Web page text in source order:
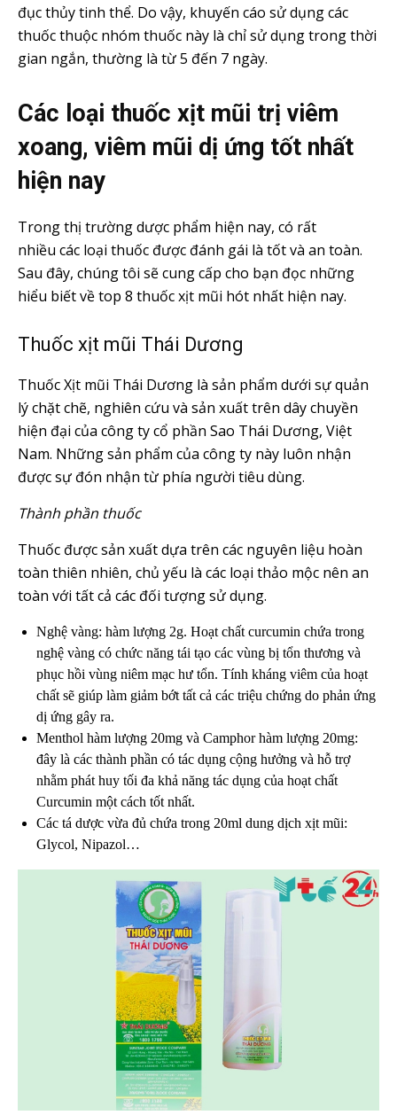
đục thủy tinh thể. Do vậy, khuyến cáo sử dụng các
thuốc thuộc nhóm thuốc này là chỉ sử dụng trong thời
gian ngắn, thường là từ 5 đến 7 ngày.
Các loại thuốc xịt mũi trị viêm
xoang, viêm mũi dị ứng tốt nhất
hiện nay
Trong thị trường dược phẩm hiện nay, có rất
nhiều các loại thuốc được đánh gái là tốt và an toàn.
Sau đây, chúng tôi sẽ cung cấp cho bạn đọc những
hiểu biết về top 8 thuốc xịt mũi hót nhất hiện nay.
Thuốc xịt mũi Thái Dương
Thuốc Xịt mũi Thái Dương là sản phẩm dưới sự quản
lý chặt chẽ, nghiên cứu và sản xuất trên dây chuyền
hiện đại của công ty cổ phần Sao Thái Dương, Việt
Nam. Những sản phẩm của công ty này luôn nhận
được sự đón nhận từ phía người tiêu dùng.
Thành phần thuốc
Thuốc được sản xuất dựa trên các nguyên liệu hoàn
toàn thiên nhiên, chủ yếu là các loại thảo mộc nên an
toàn với tất cả các đối tượng sử dụng.
Nghệ vàng: hàm lượng 2g. Hoạt chất curcumin chứa trong
nghệ vàng có chức năng tái tạo các vùng bị tổn thương và
phục hồi vùng niêm mạc hư tổn. Tính kháng viêm của hoạt
chất sẽ giúp làm giảm bớt tất cả các triệu chứng do phản ứng
dị ứng gây ra.
Menthol hàm lượng 20mg và Camphor hàm lượng 20mg:
đây là các thành phần có tác dụng cộng hưởng và hỗ trợ
nhằm phát huy tối đa khả năng tác dụng của hoạt chất
Curcumin một cách tốt nhất.
Các tá dược vừa đủ chứa trong 20ml dung dịch xịt mũi:
Glycol, Nipazol…